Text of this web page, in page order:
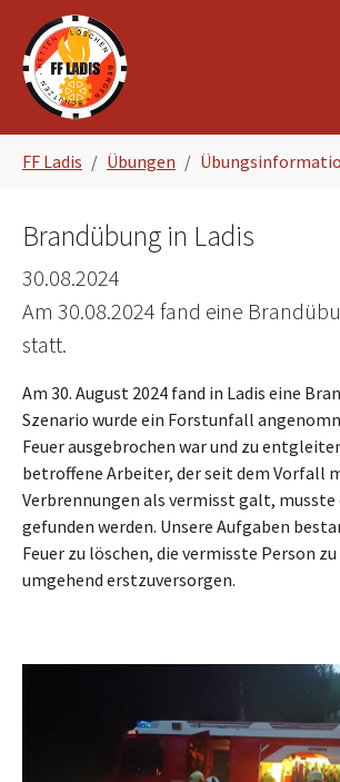
Zum Hauptinhalt springen
Skip to page footer
FF Ladis Übungen
Brandübung in Ladis
30.08.2024
Am 30.08.2024 fand eine
statt.
Am 30. August 2024 fand in Ladis eine
Szenario wurde ein Forstunfall
Feuer ausgebrochen war und zu
betroffene Arbeiter, der seit dem Vorfall
Verbrennungen als vermisst galt, musste
gefunden werden. Unsere Aufgaben
Feuer zu löschen, die vermisste Person
umgehend erstzuversorgen.